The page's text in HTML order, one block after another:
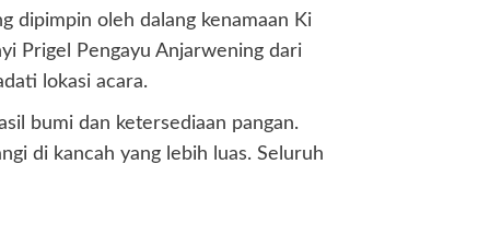
dipimpin oleh dalang kenamaan Ki
Prigel Pengayu Anjarwening dari
lokasi acara.
bumi dan ketersediaan pangan.
di kancah yang lebih luas. Seluruh